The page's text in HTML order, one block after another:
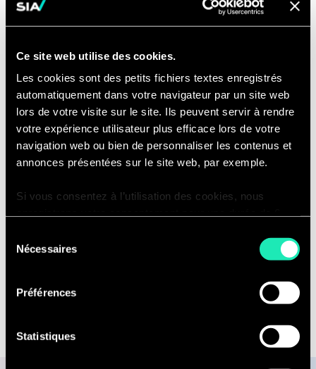
Ce site web utilise des cookies.
Les cookies sont des petits fichiers textes enregistrés
automatiquement dans votre navigateur par un site web
lors de votre visite sur le site. Ils peuvent servir à rendre
votre expérience utilisateur plus efficace lors de votre
navigation web ou bien de personnaliser les contenus et
annonces présentées sur le site web, par exemple.
Si vous consentez à l’utilisation des cookies, nous
consentir à cette utilisation à nouveau. Si vous ne
fonctionnement et ne personnalisera pas votre
Vous pouvez accéder à la liste complète des cookies
Nécessaires
Préférences
Statistiques
d'Aix-en-Provence 2026, Marc Landré,
Associé Sia et ancien rédacteur en chefLe
Figaro
, a reçu dans le dernier épisode du
d'économie 2025.
Écoutez les derniers
épisodes du podcast :